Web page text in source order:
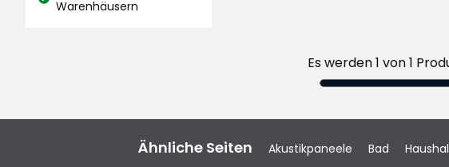
Lagerbestand:
Warenhäusern
Es werden 1 von 1
Ähnliche Seiten Akustikpaneele Bad